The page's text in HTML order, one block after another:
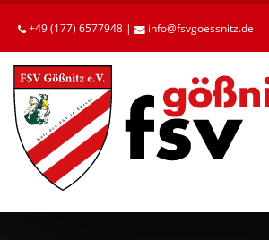
Betätigen
die
Enter-
Taste,
um
zum
Hauptinhalt
gelangen.
+49 (177) 6577948 | info fsvgoessnitz de